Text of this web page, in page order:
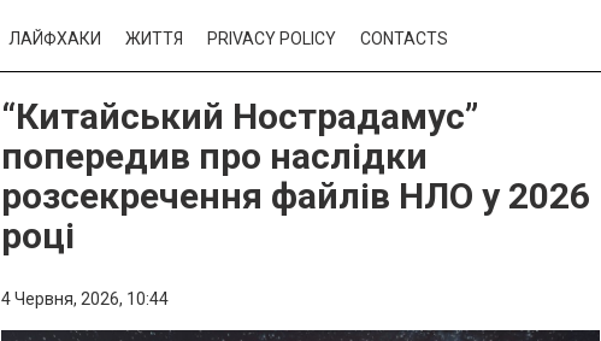
ЛАЙФХАКИ ЖИТТЯ PRIVACY POLICY CONTACTS
“Китайський Нострадамус”
попередив про наслідки
розсекречення файлів НЛО у 2026
році
4 Червня, 2026, 10:44